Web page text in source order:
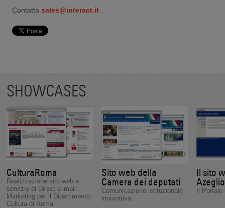
Contatta sales@interact.it
SHOWCASES
CulturaRoma
Realizzazione sito web e
servizio di Direct E-mail
Marketing per il Dipartimento
Cultura di Roma
Sito web della
Camera dei deputati
Comunicazione istituzionale
innovativa
Il sito
Il